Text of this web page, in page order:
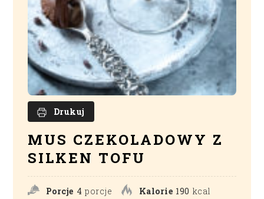
Drukuj
MUS CZEKOLADOWY Z
SILKEN TOFU
Porcje 4 porcje Kalorie 190 kcal